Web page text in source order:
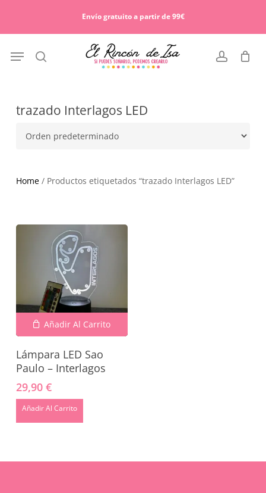
Envío gratuito a partir de 99€
search account
Menu
Cart
No hay productos en el carrito.
trazado Interlagos LED
Home/ Productos etiquetados “trazado Interlagos LED”
Añadir Al Carrito
Lámpara LED Sao
Paulo – Interlagos
29,90 €
Añadir Al Carrito